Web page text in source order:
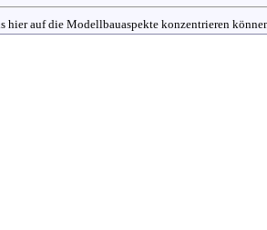
auf die Modellbauaspekte konzentrieren